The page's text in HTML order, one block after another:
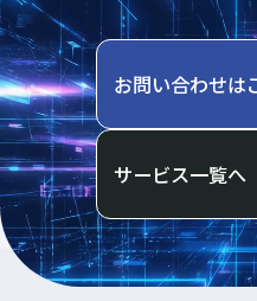
お問い合わせは
サービス一覧へ